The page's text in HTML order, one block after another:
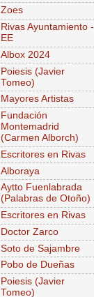
Zoes
Rivas Ayuntamiento -
EE
Albox 2024
Poiesis (Javier
Tomeo)
Mayores Artistas
Fundación
Montemadrid
(Carmen Alborch)
Escritores en Rivas
Alboraya
Aytto Fuenlabrada
(Palabras de Otoño)
Escritores en Rivas
Doctor Zarco
Soto de Sajambre
Pobo de Dueñas
Poiesis (Javier
Tomeo)